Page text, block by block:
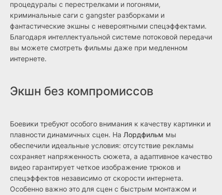
процедуралы с перестрелками и погонями,
криминальные саги с gangster разборками и
фантастические экшны с невероятными спецэффектами.
Благодаря интеллектуальной системе потоковой передачи
вы можете смотреть фильмы даже при медленном
интернете.
Экшн без компромиссов
Боевики требуют особого внимания к качеству картинки и
плавности динамичных сцен. На Лордфильм мы
обеспечили идеальные условия: отсутствие рекламы
сохраняет напряженность сюжета, а адаптивное качество
видео гарантирует четкое изображение трюков и
спецэффектов независимо от скорости интернета.
Особенно важно это для сцен с быстрым монтажом и